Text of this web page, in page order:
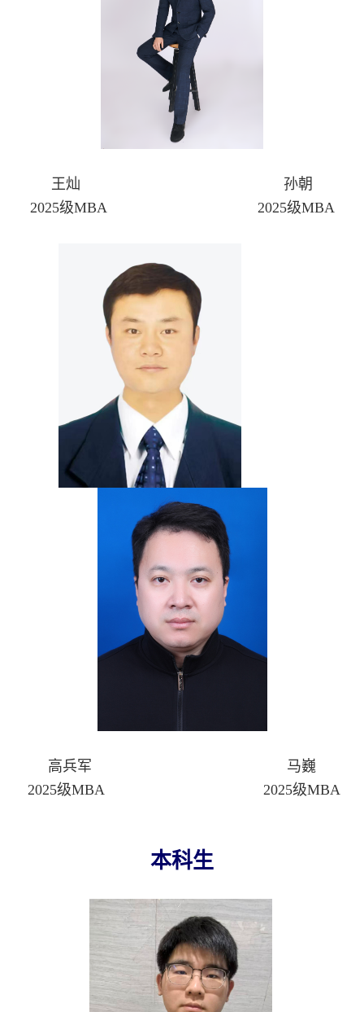
王灿 孙朝
2025级MBA 2025级MBA
高兵军 马巍
2025级MBA 2025级MBA
本科生